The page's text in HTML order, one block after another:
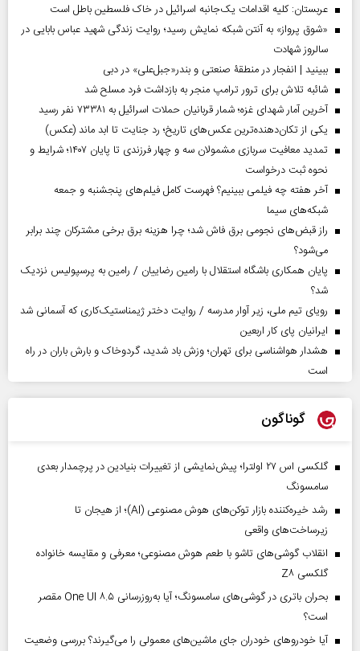
عربستان: کلیه اقدامات یک‌جانبه اسرائیل در خاک فلسطین باطل است
«شوق پرواز» به آنتن شبکه نمایش رسید؛ روایت زندگی شهید عباس بابایی در
سالروز شهادت
ببینید | انفجار در منطقۀ صنعتی و بندر«جبل‌علی» در دبی
شائبه تلاش برای ترور ترامپ منجر به بازداشت فرد مسلح شد
آخرین آمار شهدای غزه؛ شمار قربانیان حملات اسرائیل به ۷۳۳۸۱ نفر رسید
یکی از تکان‌دهنده‌ترین عکس‌های تاریخ؛ رد جنایت تا ابد ماند (عکس)
تمدید معافیت سربازی مشمولان سه و چهار فرزندی تا پایان ۱۴۰۷؛ شرایط و
نحوه ثبت درخواست
آخر هفته چه فیلمی ببینیم؟ فهرست کامل فیلم‌های پنجشنبه و جمعه
شبکه‌های سیما
راز قبض‌های نجومی برق فاش شد؛ چرا هزینه برق برخی مشترکان چند برابر
می‌شود؟
پایان همکاری باشگاه استقلال با رامین رضاییان / رامین به پرسپولیس نزدیک
شد؟
رویای تیم ملی، زیر آوار مدرسه / روایت دختر ژیمناستیک‌کاری که آسمانی شد
ایرانیان پای کار اربعین
هشدار هواشناسی برای تهران؛ وزش باد شدید، گردوخاک و بارش باران در راه
است
گوناگون
گلکسی اس ۲۷ اولترا؛ پیش‌نمایشی از تغییرات بنیادین در پرچمدار بعدی
سامسونگ
رشد خیره‌کننده بازار توکن‌های هوش مصنوعی (AI)؛ از هیجان تا
زیرساخت‌های واقعی
انقلاب گوشی‌های تاشو‌ با طعم هوش مصنوعی؛ معرفی و مقایسه خانواده
گلکسی Z۸
بحران باتری در گوشی‌های سامسونگ؛ آیا به‌روزرسانی One UI ۸.۵ مقصر
است؟
آیا خودروهای خودران جای ماشین‌های معمولی را می‌گیرند؟ بررسی وضعیت